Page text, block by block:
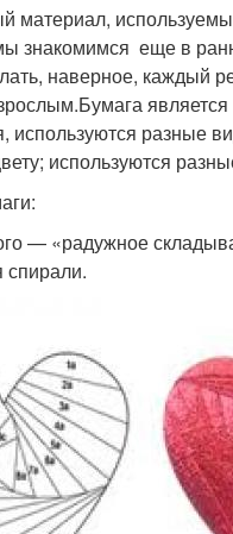
материал,
знакомимся еще в
наверное, каждый
используются разные
используются
— «радужное
спирали.